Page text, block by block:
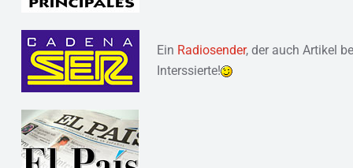
Ein Radiosender, der auch Artikel
Interssierte!